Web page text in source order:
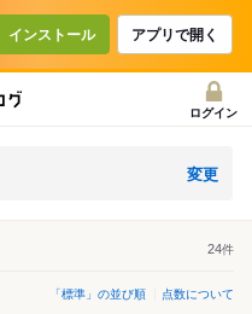
インストール アプリで開く
ログイン
変更
24件
「標準」の並び順 点数について